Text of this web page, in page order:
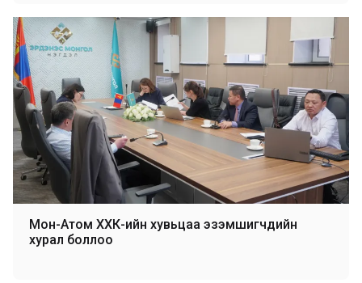
Мон-Атом ХХК-ийн хувьцаа эзэмшигчдийн
хурал боллоо